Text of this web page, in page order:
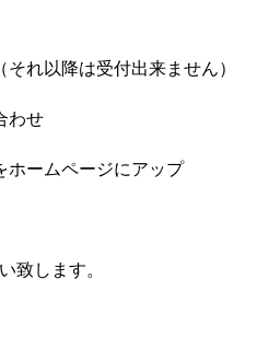
れ以降は受付出来ません）
わせ
ホームページにアップ
致します。